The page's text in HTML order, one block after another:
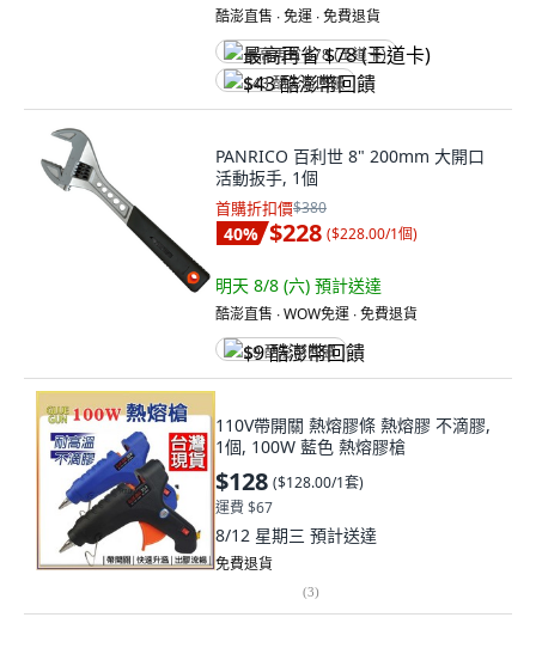
酷澎直售 ∙ 免運 ∙ 免費退貨
最高再省 $78 (王道卡)
$43 酷澎幣回饋
PANRICO 百利世 8" 200mm 大開口
活動扳手, 1個
首購折扣價$380
40% $228 ($228.00/1個)
明天 8/8 (六) 預計送達
酷澎直售 ∙ WOW免運 ∙ 免費退貨
$9 酷澎幣回饋
110V帶開關 熱熔膠條 熱熔膠 不滴膠,
1個, 100W 藍色 熱熔膠槍
$128 ($128.00/1套)
運費 $67
8/12 星期三 預計送達
免費退貨
(3)